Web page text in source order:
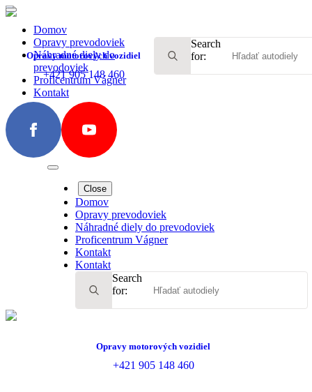
Opravy motorových vozidiel
+421 905 148 460
Domov
Opravy prevodoviek
Náhradné diely do
prevodoviek
Proficentrum Vágner
Kontakt
Search
for:
Close
Domov
Opravy prevodoviek
Náhradné diely do prevodoviek
Proficentrum Vágner
Kontakt
Kontakt
Search
for:
Opravy motorových vozidiel
+421 905 148 460